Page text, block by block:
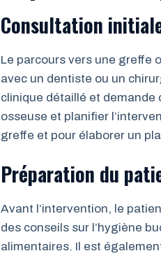
Consultation
Le parcours vers une greffe
avec un dentiste ou un
clinique détaillé et demande
osseuse et planifier
greffe et pour élaborer un
Préparation du
Avant l’intervention, le
des conseils sur l’hygiène
alimentaires. Il est